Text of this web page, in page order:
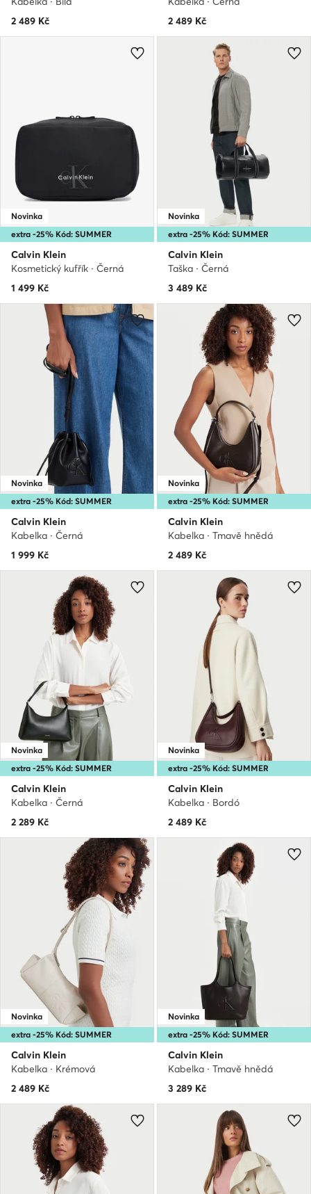
2 489 Kč
2 489 Kč
extra -25% Kód: SUMMER
Novinka
Calvin Klein
Kosmetický kufřík · Černá
1 499 Kč
extra -25% Kód: SUMMER
Novinka
Calvin Klein
Taška · Černá
3 489 Kč
extra -25% Kód: SUMMER
Novinka
Calvin Klein
Kabelka · Černá
1 999 Kč
extra -25% Kód: SUMMER
Novinka
Calvin Klein
Kabelka · Tmavě hnědá
2 489 Kč
extra -25% Kód: SUMMER
Novinka
Calvin Klein
Kabelka · Černá
2 289 Kč
extra -25% Kód: SUMMER
Novinka
Calvin Klein
Kabelka · Bordó
2 489 Kč
extra -25% Kód: SUMMER
Novinka
Calvin Klein
Kabelka · Krémová
2 489 Kč
extra -25% Kód: SUMMER
Novinka
Calvin Klein
Kabelka · Tmavě hnědá
3 289 Kč